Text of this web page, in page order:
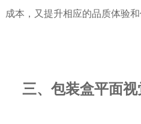
成本，又提升相应的品质体验和
三、包装盒平面视